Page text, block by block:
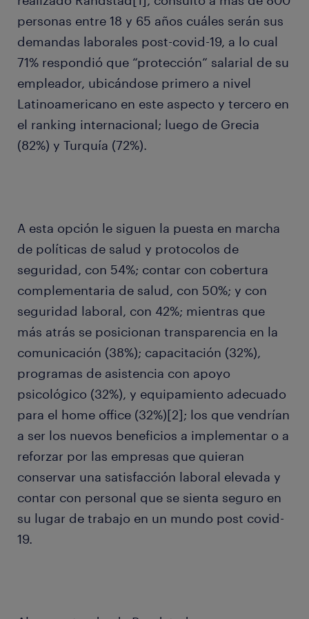
personas entre 18 y 65 años cuáles serán sus
demandas laborales post-covid-19, a lo cual
71% respondió que “protección” salarial de su
empleador, ubicándose primero a nivel
Latinoamericano en este aspecto y tercero en
el ranking internacional; luego de Grecia
(82%) y Turquía (72%).
A esta opción le siguen la puesta en marcha
de políticas de salud y protocolos de
seguridad, con 54%; contar con cobertura
complementaria de salud, con 50%; y con
seguridad laboral, con 42%; mientras que
más atrás se posicionan transparencia en la
comunicación (38%); capacitación (32%),
programas de asistencia con apoyo
psicológico (32%), y equipamiento adecuado
para el home office (32%)[2]; los que vendrían
a ser los nuevos beneficios a implementar o a
reforzar por las empresas que quieran
conservar una satisfacción laboral elevada y
contar con personal que se sienta seguro en
su lugar de trabajo en un mundo post covid-
19.